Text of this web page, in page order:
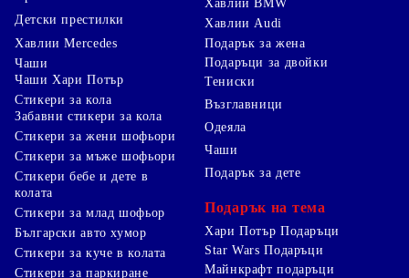
Детски престилки
Хавлии BMW
Хавлии Audi
Хавлии Mercedes
Чаши
Чаши Хари Потър
Стикери за кола
Забавни стикери за кола
Стикери за жени шофьори
Стикери за мъже шофьори
Стикери бебе и дете в
колата
Стикери за млад шофьор
Български авто хумор
Стикери за куче в колата
Стикери за паркиране
Подарък за жена
Подаръци за двойки
Тениски
Възглавници
Одеяла
Чаши
Подарък за дете
Подарък на тема
Хари Потър Подаръци
Star Wars Подаръци
Майнкрафт подаръци